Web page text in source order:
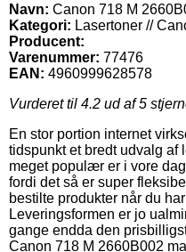
Navn: Canon 718 M
Kategori: Lasertoner //
Producent:
Varenummer: 77476
EAN: 4960999628578
Vurderet til 4.2 ud af 5
En stor portion internet
tidspunkt et bredt udvalg af
meget populær er i vore
fordi det så er super
bestilte produkter når du
Leveringsformen er jo
gange endda den
Canon 718 M 2660B002